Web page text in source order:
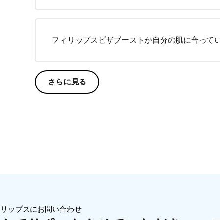
フィリップスビザブーストが自分の肌に合って
さらに見る
ップスにお問い合わせ